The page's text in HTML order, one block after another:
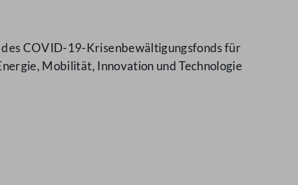
des COVID-19-Krisenbewältigungsfonds für
Mobilität, Innovation und Technologie